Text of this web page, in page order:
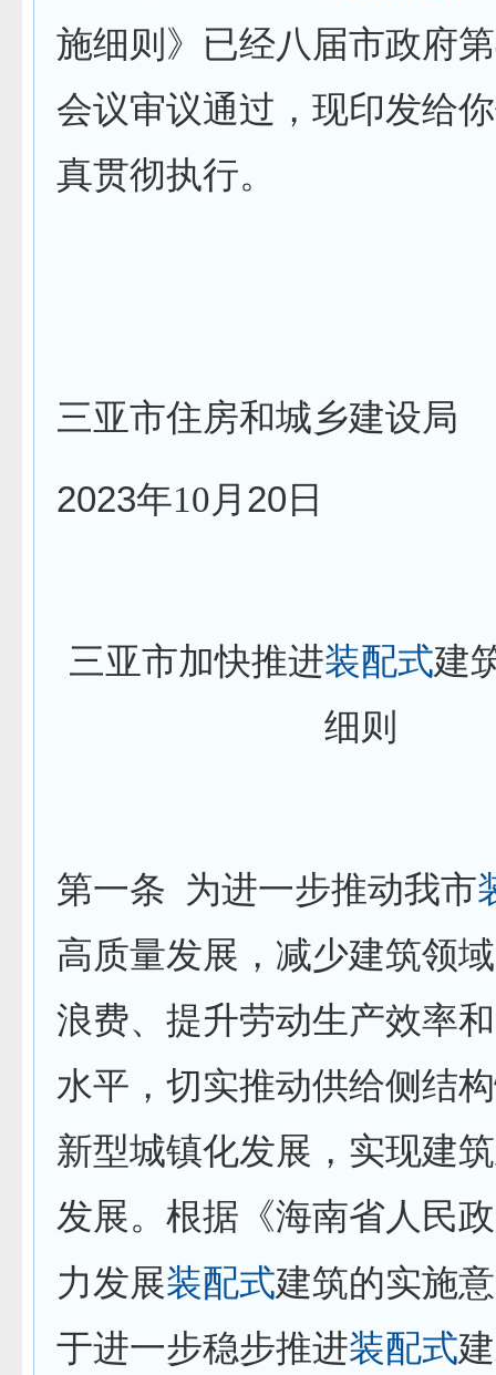
施细则》已经八届市政府第
会议审议通过，现印发给
真贯彻执行。
三亚市住房和城乡建设局
2023年10月 20 日
三亚市加快推进装配式建
细则
第一条 为进一步推动我市
高质量发展，减少建筑领
浪费、提升劳动生产效率
水平，切实推动供给侧结
新型城镇化发展，实现建
发展。根据《海南省人民
力发展装配式建筑的实施
于进一步稳步推进装配式